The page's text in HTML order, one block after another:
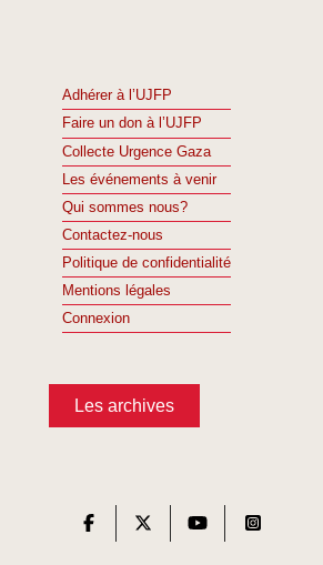
Adhérer à l’UJFP
Faire un don à l’UJFP
Collecte Urgence Gaza
Les événements à venir
Qui sommes nous?
Contactez-nous
Politique de confidentialité
Mentions légales
Connexion
Les archives